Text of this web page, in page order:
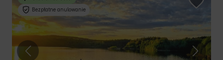
Bezpłatne anulowanie